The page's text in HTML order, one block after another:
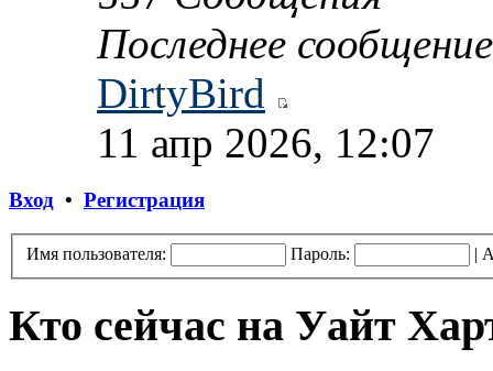
Последнее сообщение
DirtyBird
11 апр 2026, 12:07
Вход • Регистрация
Имя пользователя: Пароль: |
Кто сейчас на Уайт